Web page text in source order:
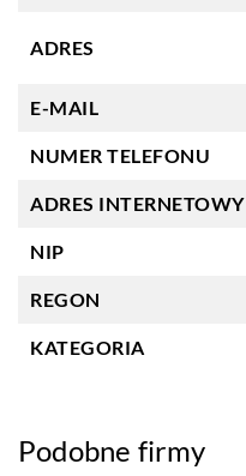
ADRES
E-MAIL
NUMER TELEFONU
ADRES INTERNETOWY
NIP
REGON
KATEGORIA
Podobne firmy